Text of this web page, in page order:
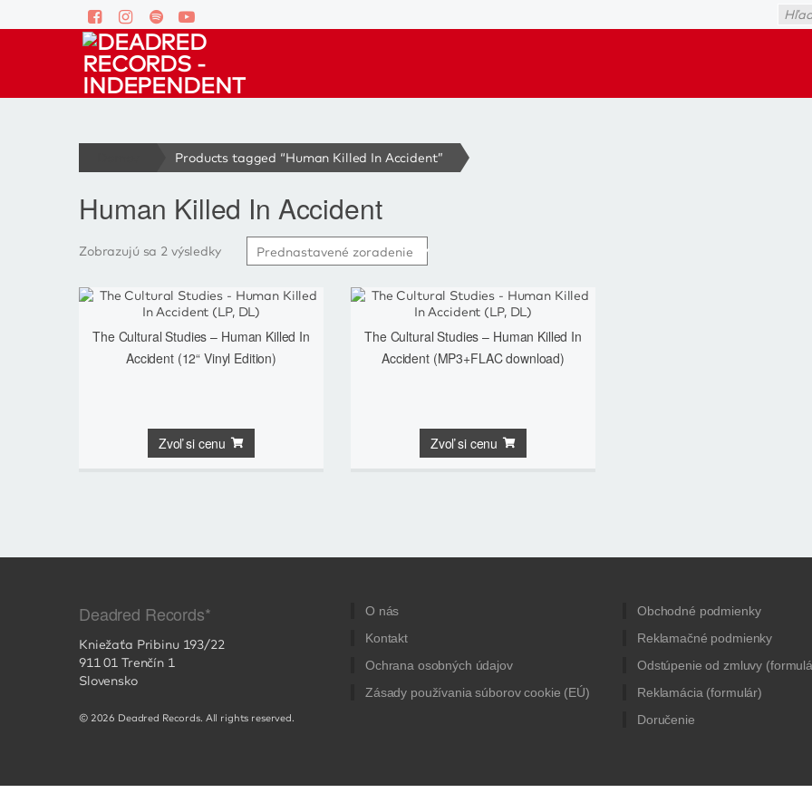
Products tagged “Human Killed In Accident”
Human Killed In Accident
Zobrazujú sa 2 výsledky
The Cultural Studies – Human Killed In
Accident (12“ Vinyl Edition)
Zvoľ si cenu
The Cultural Studies – Human Killed In
Accident (MP3+FLAC download)
Zvoľ si cenu
Deadred Records*
Kniežaťa Pribinu 193/22
911 01 Trenčín 1
Slovensko
© 2026 Deadred Records. All rights reserved.
O nás
Kontakt
Ochrana osobných údajov
Zásady používania súborov cookie (EÚ)
Obchodné podmienky
Reklamačné podmienky
Odstúpenie od zmluvy
Reklamácia (formulár)
Doručenie